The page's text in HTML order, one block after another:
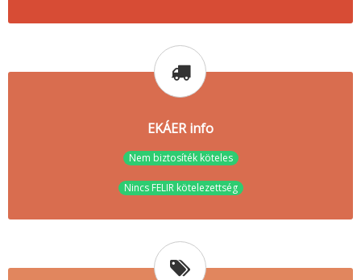
EKÁER info
Nem biztosíték köteles
Nincs FELIR kötelezettség